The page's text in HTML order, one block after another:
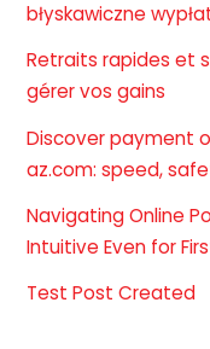
błyskawiczne
Retraits rapides et
gérer vos gains
Discover payment
az.com: speed,
Navigating Online
Intuitive Even for
Test Post Created